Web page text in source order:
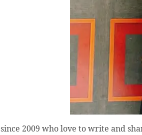
since 2009 who love to write and